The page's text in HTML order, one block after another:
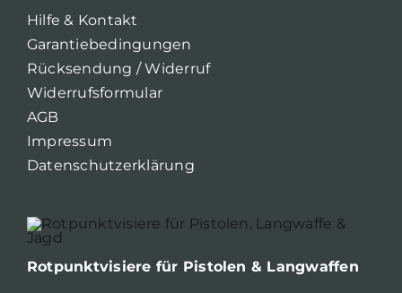
Hilfe & Kontakt
Garantiebedingungen
Rücksendung / Widerruf
Widerrufsformular
AGB
Impressum
Datenschutzerklärung
Rotpunktvisiere für Pistolen & Langwaffen